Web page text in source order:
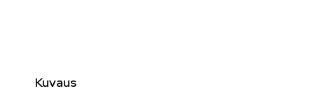
Kuvaus